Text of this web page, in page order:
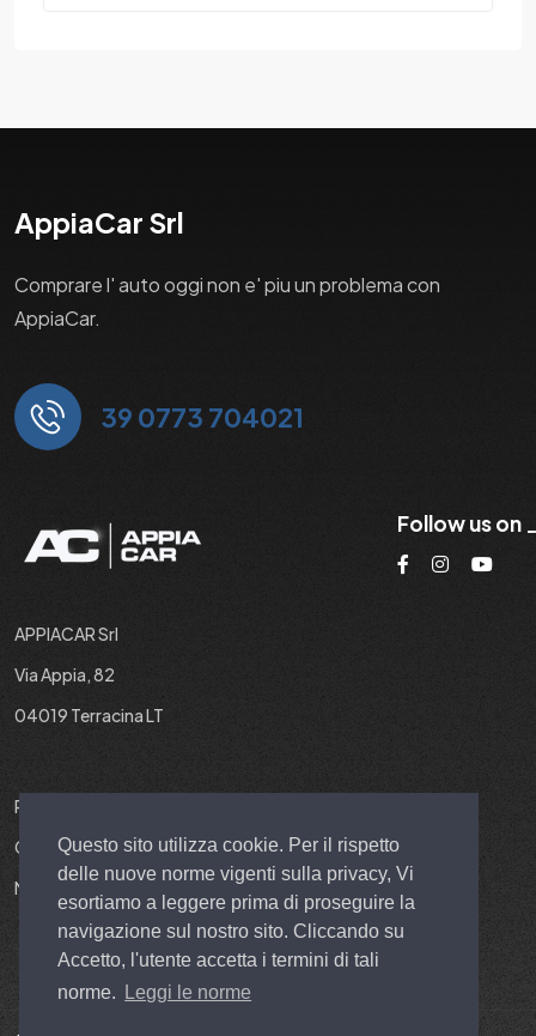
Questo sito utilizza cookie. Per il rispetto
delle nuove norme vigenti sulla privacy, Vi
esortiamo a leggere prima di proseguire la
navigazione sul nostro sito. Cliccando su
Accetto, l'utente accetta i termini di tali
norme.
Leggi le norme
AppiaCar Srl
Comprare l' auto oggi non e' piu un problema con
AppiaCar.
39 0773 704021
Follow us on
APPIACAR Srl
Via Appia, 82
04019 Terracina LT
P.IVA : 02937190599
Cap. Soc. : 10.000 EURO I.V.
N° REA : LT 211251